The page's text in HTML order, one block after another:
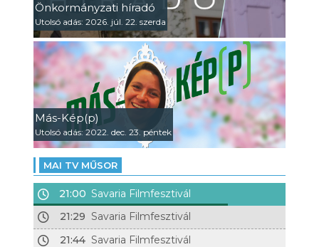
Önkormányzati híradó
Utolsó adás: 2026. júl. 22. szerda
Más-Kép(p)
Utolsó adás: 2022. dec. 23. péntek
MAI TV MŰSOR
21:00 Savaria Filmfesztivál
21:29 Savaria Filmfesztivál
21:44 Savaria Filmfesztivál